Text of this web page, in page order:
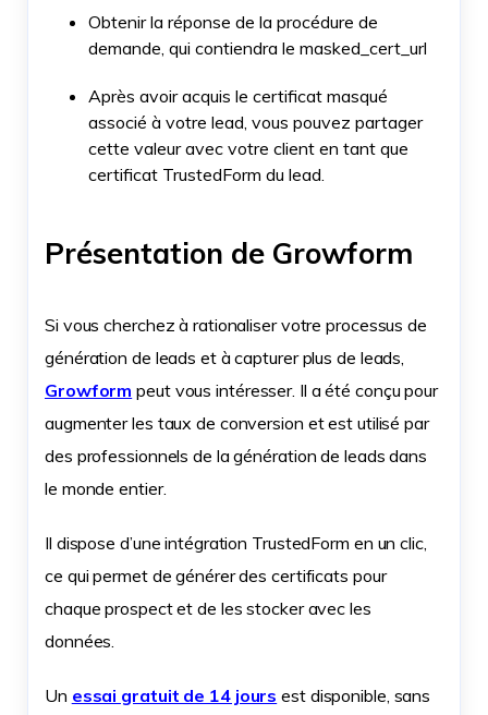
Obtenir la réponse de la procédure de
demande, qui contiendra le masked_cert_url
Après avoir acquis le certificat masqué
associé à votre lead, vous pouvez partager
cette valeur avec votre client en tant que
certificat TrustedForm du lead.
Présentation de Growform
Si vous cherchez à rationaliser votre processus de
génération de leads et à capturer plus de leads,
Growform peut vous intéresser. Il a été conçu pour
augmenter les taux de conversion et est utilisé par
des professionnels de la génération de leads dans
le monde entier.
Il dispose d’une intégration TrustedForm en un clic,
ce qui permet de générer des certificats pour
chaque prospect et de les stocker avec les
données.
Un essai gratuit de 14 jours est disponible, sans